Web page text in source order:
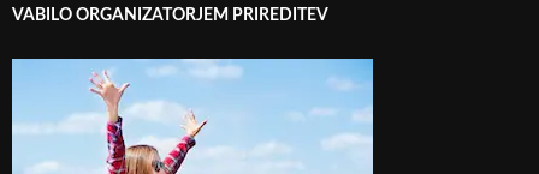
VABILO ORGANIZATORJEM PRIREDITEV